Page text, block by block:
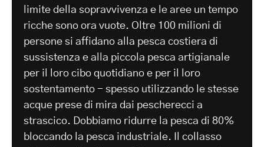
limite della sopravvivenza e le aree un tempo
ricche sono ora vuote. Oltre 100 milioni di
persone si affidano alla pesca costiera di
sussistenza e alla piccola pesca artigianale
per il loro cibo quotidiano e per il loro
sostentamento - spesso utilizzando le stesse
acque prese di mira dai pescherecci a
strascico. Dobbiamo ridurre la pesca di 80%
bloccando la pesca industriale. Il collasso